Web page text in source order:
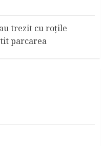
trezit cu roţile
parcarea